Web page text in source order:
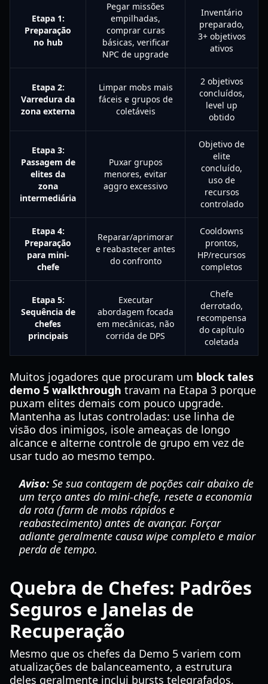
Etapa 1:
Preparação
no hub
Pegar missões
empilhadas,
comprar curas
básicas, verificar
NPC de upgrade
Inventário
preparado,
3+ objetivos
ativos
Etapa 2:
Varredura da
zona externa
Limpar mobs mais
fáceis e grupos de
coletáveis
2 objetivos
concluídos,
level up
obtido
Etapa 3:
Passagem de
elites da
zona
intermediária
Puxar grupos
menores, evitar
aggro excessivo
Objetivo de
elite
concluído,
uso de
recursos
controlado
Etapa 4:
Preparação
para mini-
chefe
Reparar/aprimorar
e reabastecer antes
do confronto
Cooldowns
prontos,
HP/recursos
completos
Etapa 5:
Sequência de
chefes
principais
Executar
abordagem focada
em mecânicas, não
corrida de DPS
Chefe
derrotado,
recompensa
do capítulo
coletada
Muitos jogadores que procuram um block tales
demo 5 walkthrough travam na Etapa 3 porque
puxam elites demais com pouco upgrade.
Mantenha as lutas controladas: use linha de
visão dos inimigos, isole ameaças de longo
alcance e alterne controle de grupo em vez de
usar tudo ao mesmo tempo.
Aviso: Se sua contagem de poções cair abaixo de
um terço antes do mini-chefe, resete a economia
da rota (farm de mobs rápidos e
reabastecimento) antes de avançar. Forçar
adiante geralmente causa wipe completo e maior
perda de tempo.
Quebra de Chefes: Padrões
Seguros e Janelas de
Recuperação
Mesmo que os chefes da Demo 5 variem com
atualizações de balanceamento, a estrutura
deles geralmente inclui bursts telegrafados,